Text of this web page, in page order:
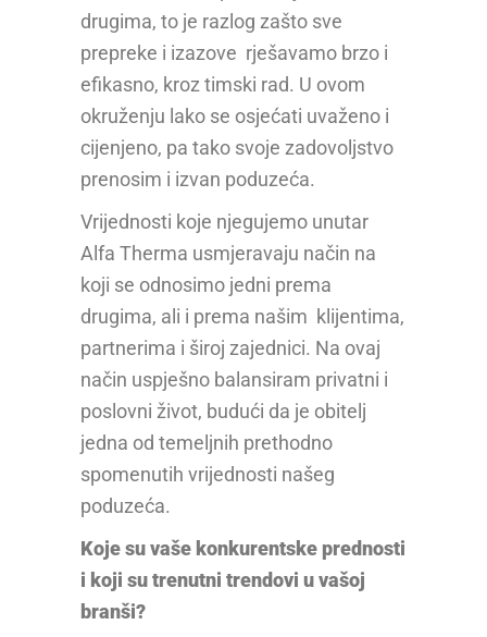
drugima, to je razlog zašto sve
prepreke i izazove rješavamo brzo i
efikasno, kroz timski rad. U ovom
okruženju lako se osjećati uvaženo i
cijenjeno, pa tako svoje zadovoljstvo
prenosim i izvan poduzeća.
Vrijednosti koje njegujemo unutar
Alfa Therma usmjeravaju način na
koji se odnosimo jedni prema
drugima, ali i prema našim klijentima,
partnerima i široj zajednici. Na ovaj
način uspješno balansiram privatni i
poslovni život, budući da je obitelj
jedna od temeljnih prethodno
spomenutih vrijednosti našeg
poduzeća.
Koje su vaše konkurentske prednosti
i koji su trenutni trendovi u vašoj
branši?